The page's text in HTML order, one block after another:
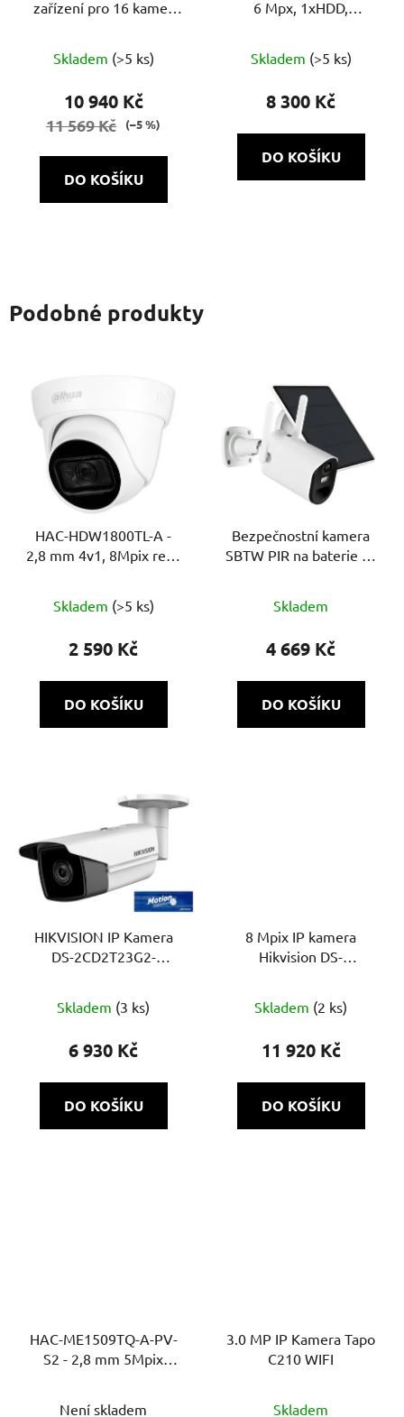
zařízení pro 16 kamer
Skladem (>5 ks)
10 940 Kč
11 569 Kč (–5 %)
DO KOŠÍKU
6 Mpx, 1xHDD,
Skladem (>5 ks)
8 300 Kč
DO KOŠÍKU
Podobné produkty
HAC-HDW1800TL-A -
2,8 mm 4v1, 8Mpix real-
Skladem (>5 ks)
2 590 Kč
DO KOŠÍKU
Bezpečnostní kamera
SBTW PIR na baterie se
Skladem
4 669 Kč
DO KOŠÍKU
HIKVISION IP Kamera
DS-2CD2T23G2-
Skladem (3 ks)
6 930 Kč
DO KOŠÍKU
8 Mpix IP kamera
Hikvision DS-
WDR, AcuSense
Skladem (2 ks)
11 920 Kč
DO KOŠÍKU
HAC-ME1509TQ-A-PV-
S2 - 2,8 mm 5Mpix
Není skladem
3.0 MP IP Kamera Tapo
C210 WIFI
Skladem